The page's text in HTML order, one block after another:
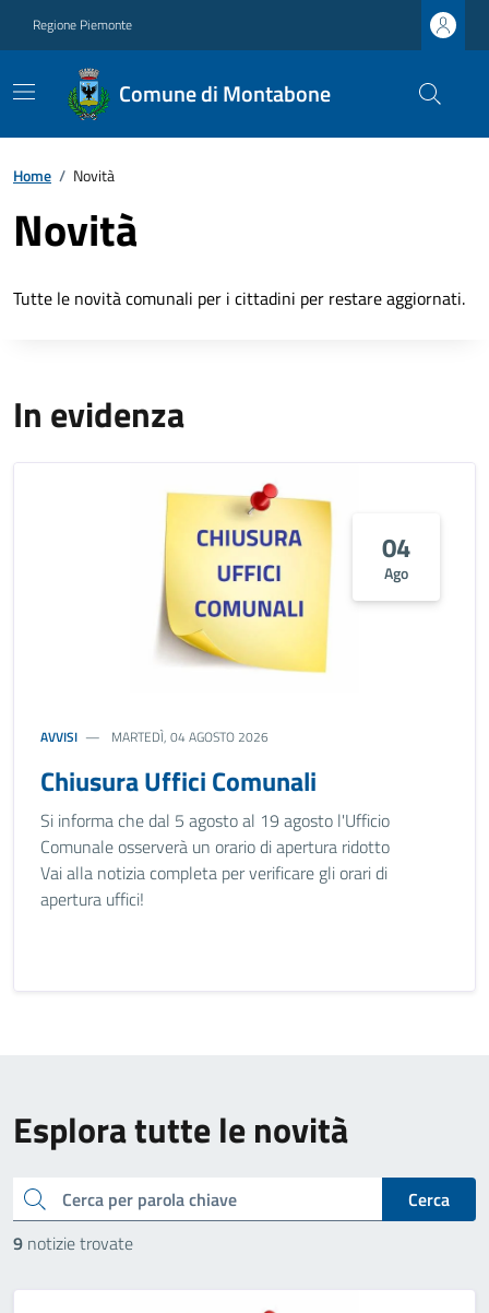
Regione Piemonte
Comune di Montabone
Home / Novità
Novità
Tutte le novità comunali per i cittadini per restare aggiornati.
In evidenza
04
Ago
AVVISI MARTEDÌ, 04 AGOSTO 2026
Chiusura Uffici Comunali
Si informa che dal 5 agosto al 19 agosto l'Ufficio
Comunale osserverà un orario di apertura ridotto
Vai alla notizia completa per verificare gli orari di
apertura uffici!
Esplora tutte le novità
cerca
Cerca
9 notizie trovate